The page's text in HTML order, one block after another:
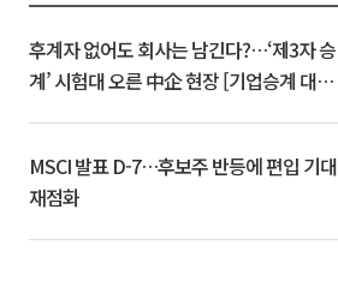
후계자 없어도 회사는 남긴다?…‘제3자 승
계’ 시험대 오른 中企 현장 [기업승계 대전
MSCI 발표 D-7…후보주 반등에 편입 기대
재점화